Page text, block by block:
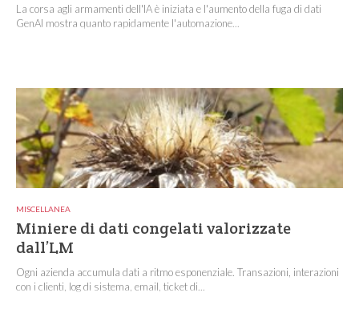
La corsa agli armamenti dell'IA è iniziata e l'aumento della fuga di dati
GenAI mostra quanto rapidamente l'automazione...
MISCELLANEA
Miniere di dati congelati valorizzate
dall’LM
Ogni azienda accumula dati a ritmo esponenziale. Transazioni, interazioni
con i clienti, log di sistema, email, ticket di...